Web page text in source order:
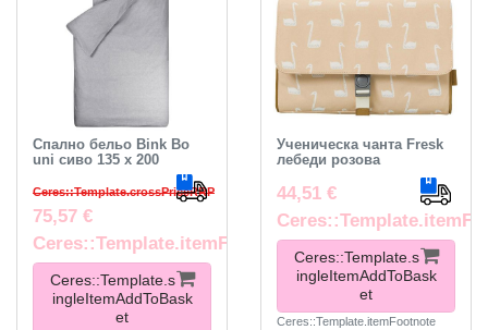
Спално бельо Bink Bo
uni сиво 135 x 200
Ceres::Template.crossPriceRRP
75,57 €
Ceres::Template.itemFootnote
Ceres::Template.s
ingleItemAddToBask
et
Ученическа чанта Fresk
лебеди розова
44,51 €
Ceres::Template.s
ingleItemAddToBask
et
Ceres::Template.itemFootnote